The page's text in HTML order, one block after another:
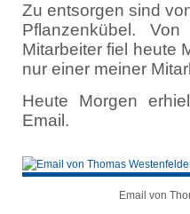
Zu entsorgen sind
Pflanzenkübel.
Mitarbeiter fiel heute
nur einer meiner
Heute Morgen
Email.
Email von